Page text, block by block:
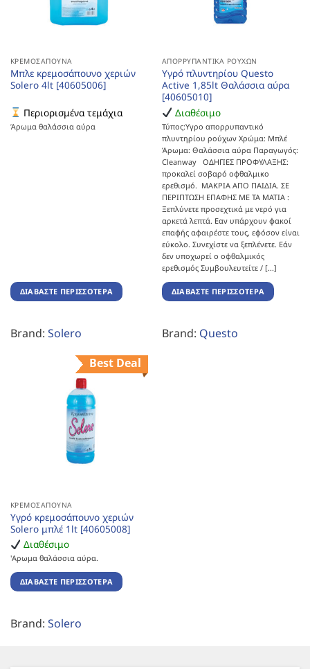
ΚΡΕΜΟΣΆΠΟΥΝΑ
Μπλε κρεμοσάπουνο χεριών
Solero 4lt [40605006]
Περιορισμένα τεμάχια
Άρωμα θαλάσσια αύρα
ΔΙΑΒΆΣΤΕ ΠΕΡΙΣΣΌΤΕΡΑ
Brand: Solero
ΑΠΟΡΡΥΠΑΝΤΙΚΆ ΡΟΎΧΩΝ
Υγρό πλυντηρίου Questo
Active 1,85lt Θαλάσσια αύρα
[40605010]
Διαθέσιμο
Τύπος:Υγρο απορρυπαντικό
πλυντηρίου ρούχων Χρώμα: Μπλέ
Άρωμα: Θαλάσσια αύρα Παραγωγός:
Cleanway ΟΔΗΓΙΕΣ ΠΡΟΦΥΛΑΞΗΣ:
προκαλεί σοβαρό οφθαλμικο
ερεθισμό. ΜΑΚΡΙΑ ΑΠΟ ΠΑΙΔΙΑ. ΣΕ
ΠΕΡΙΠΤΩΣΗ ΕΠΑΦΗΣ ΜΕ ΤΑ ΜΑΤΙΑ :
Ξεπλύνετε προσεχτικά με νερό για
αρκετά λεπτά. Εαν υπάρχουν φακοί
επαφής αφαιρέστε τους, εφόσον είναι
εύκολο. Συνεχίστε να ξεπλένετε. Εάν
δεν υποχωρεί ο οφθαλμικός
ερεθισμός Συμβουλευτείτε / [...]
ΔΙΑΒΆΣΤΕ ΠΕΡΙΣΣΌΤΕΡΑ
Brand: Questo
Best Deal
ΚΡΕΜΟΣΆΠΟΥΝΑ
Υγρό κρεμοσάπουνο χεριών
Solero μπλέ 1lt [40605008]
Διαθέσιμο
'Αρωμα θαλάσσια αύρα.
ΔΙΑΒΆΣΤΕ ΠΕΡΙΣΣΌΤΕΡΑ
Brand: Solero